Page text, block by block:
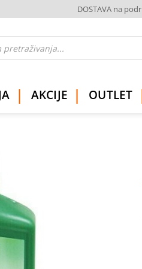
DOSTAVA na
AKCIJE OUTLET